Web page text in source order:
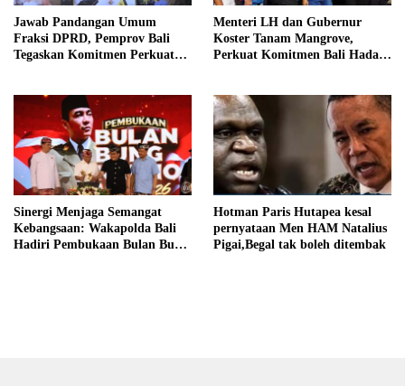
Jawab Pandangan Umum
Fraksi DPRD, Pemprov Bali
Tegaskan Komitmen Perkuat
Menteri LH dan Gubernur
Koster Tanam Mangrove,
Perkuat Komitmen Bali Hadapi
Sinergi Menjaga Semangat
Kebangsaan: Wakapolda Bali
Hadiri Pembukaan Bulan Bung
Hotman Paris Hutapea kesal
pernyataan Men HAM Natalius
Pigai,Begal tak boleh ditembak